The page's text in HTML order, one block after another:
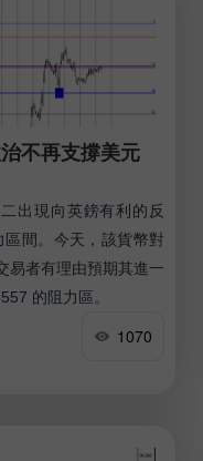
不再支撐美元
出現向英鎊有利的反
間。今天，該貨幣對
易者有理由預期其進一
的阻力區。
1070